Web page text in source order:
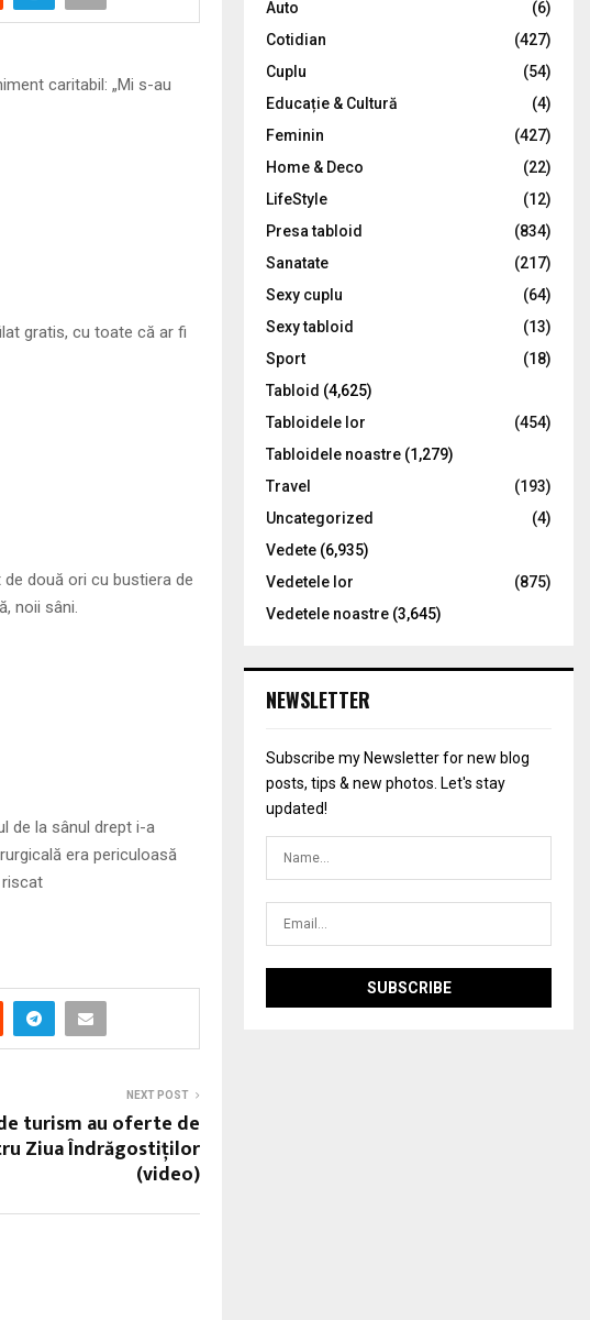
caritabil: „Mi s-au
gratis, cu toate că ar fi
două ori cu bustiera de
noii sâni.
de la sânul drept i-a
era periculoasă
riscat
NEXT POST
turism au oferte de
Ziua Îndrăgostiţilor
(video)
:
C
Auto
(6)
Cotidian
(427)
Cuplu
(54)
Educație & Cultură
(4)
Feminin
(427)
Home & Deco
(22)
LifeStyle
(12)
Presa tabloid
(834)
Sanatate
(217)
Sexy cuplu
(64)
Sexy tabloid
(13)
Sport
(18)
Tabloid (4,625)
Tabloidele lor
(454)
Tabloidele noastre (1,279)
Travel
(193)
Uncategorized
(4)
Vedete (6,935)
Vedetele lor
(875)
Vedetele noastre (3,645)
NEWSLETTER
Subscribe my Newsletter for new blog
posts, tips & new photos. Let's stay
updated!